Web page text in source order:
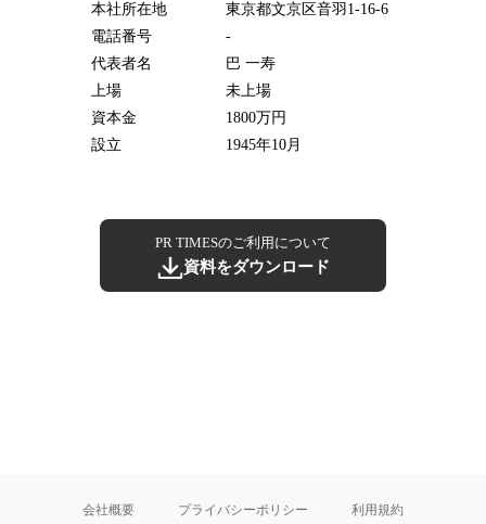
本社所在地
東京都文京区音羽1-16-6
電話番号
-
代表者名
巴 一寿
上場
未上場
資本金
1800万円
設立
1945年10月
PR TIMESのご利用について
資料をダウンロード
会社概要 プライバシーポリシー 利用規約